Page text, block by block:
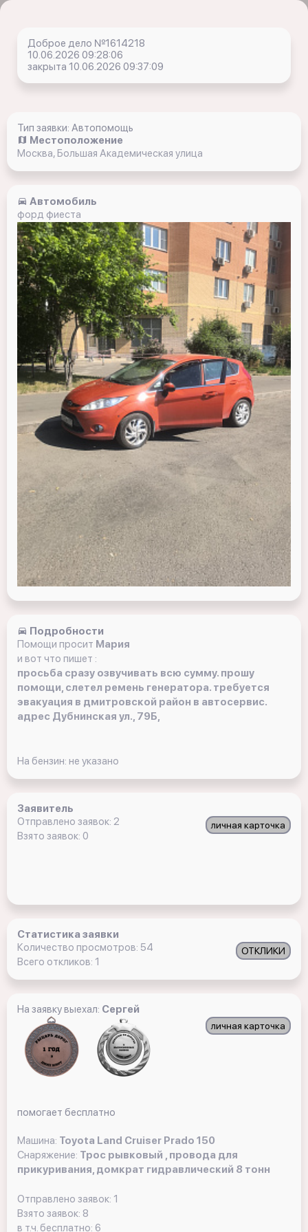
Доброе дело №1614218
10.06.2026 09:28:06
закрыта 10.06.2026 09:37:09
Тип заявки: Автопомощь
Местоположение
Москва, Большая Академическая улица
Автомобиль
форд фиеста
Подробности
Помощи просит Мария
и вот что пишет :
просьба сразу озвучивать всю сумму. прошу
помощи, слетел ремень генератора. требуется
эвакуация в дмитровской район в автосервис.
адрес Дубнинская ул., 79Б,
На бензин: не указано
Заявитель
личная карточка
Отправлено заявок: 2
Взято заявок: 0
Статистика заявки
ОТКЛИКИ
Количество просмотров: 54
Всего откликов: 1
На заявку выехал: Сергей
личная карточка
помогает бесплатно
Машина: Toyota Land Cruiser Prado 150
Снаряжение: Трос рывковый , провода для
прикуривания, домкрат гидравлический 8 тонн
Отправлено заявок: 1
Взято заявок: 8
в т.ч. бесплатно: 6